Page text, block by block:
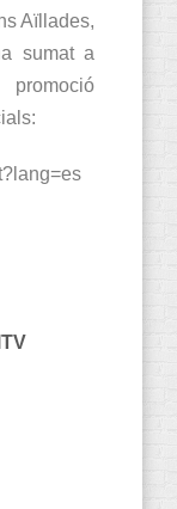
Aïllades,
sumat a